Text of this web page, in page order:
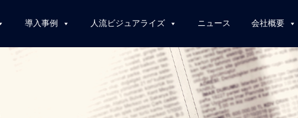
導入事例 人流ビジュアライズ ニュース 会社概要